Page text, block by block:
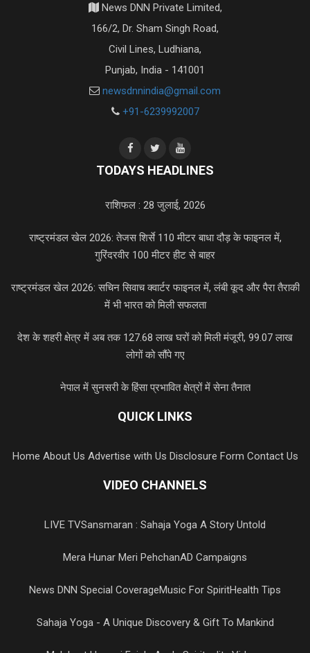
News DNN Private Limited,
166/2, Dr. Sham Singh Road,
Civil Lines, Ludhiana,
Punjab, India - 141001
newsdnnindia@gmail.com
+91-6239992007
TODAYS HEADLINES
राशिफल : 28 जुलाई, 2026
राष्ट्रमंडल खेल 2026: तेजस शिर्से 110 मीटर बाधा दौड़ के फाइनल में,
गुरिंदरवीर 100 मीटर हीट से बाहर
राष्ट्रमंडल खेल 2026: सचिन सिवाच क्वार्टर फाइनल में, लंबी कूद और पैरा तैराकी
में भी भारत को मिली सफलता
देश के शहरी क्षेत्र में अब तक 127.68 लाख घरों को मिली मंजूरी, 99.07 लाख
लोगों को सौंपे गए
नेपाल में सुनसरी के हिंसा प्रभावित क्षेत्रों में सेना तैनात
QUICK LINKS
Home About Us Advertise with Us Disclosure Form Contact Us
VIDEO CHANNELS
LIVE TVSansmaran : Sahaja Yoga A Story Untold
Mera Hunar Meri PehchanAD Campaigns
News DNN Special CoverageMusic For SpiritHealth Tips
Sahaja Yoga - A Unique Discovery & Gift To Mankind